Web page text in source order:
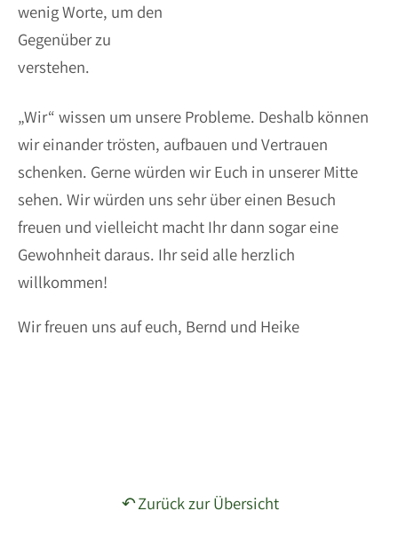
wenig Worte, um den
Gegenüber zu
verstehen.
„Wir“ wissen um unsere Probleme. Deshalb können
wir einander trösten, aufbauen und Vertrauen
schenken. Gerne würden wir Euch in unserer Mitte
sehen. Wir würden uns sehr über einen Besuch
freuen und vielleicht macht Ihr dann sogar eine
Gewohnheit daraus. Ihr seid alle herzlich
willkommen!
Wir freuen uns auf euch, Bernd und Heike
Zurück zur Übersicht